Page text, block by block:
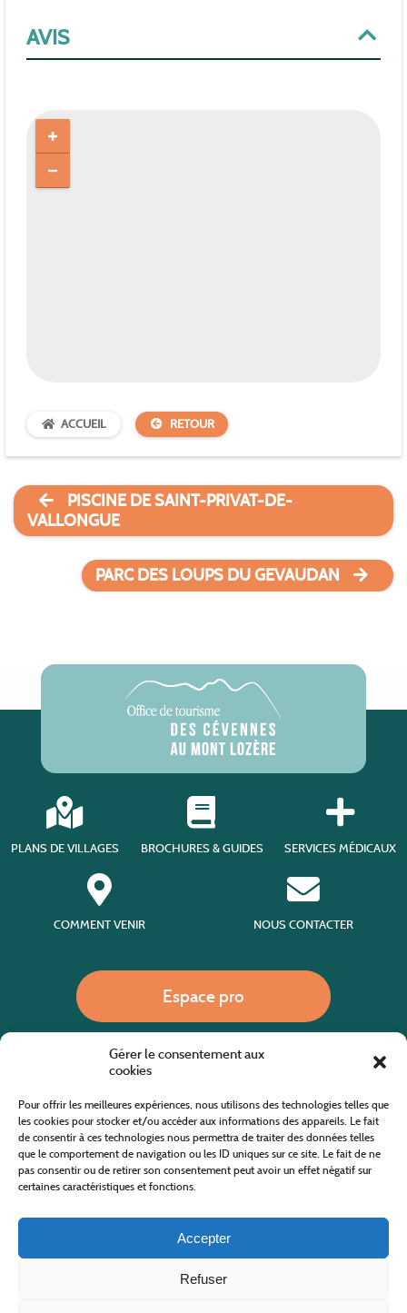
Gérer le consentement aux
cookies
Pour offrir les meilleures expériences, nous utilisons des technologies telles que
les cookies pour stocker et/ou accéder aux informations des appareils. Le fait
de consentir à ces technologies nous permettra de traiter des données telles
que le comportement de navigation ou les ID uniques sur ce site. Le fait de ne
pas consentir ou de retirer son consentement peut avoir un effet négatif sur
certaines caractéristiques et fonctions.
Accepter
Refuser
AVIS
ACCUEIL RETOUR
PISCINE DE SAINT-PRIVAT-DE-
VALLONGUE
PARC DES LOUPS DU GEVAUDAN
PLANS DE VILLAGES BROCHURES & GUIDES SERVICES MÉDICAUX
COMMENT VENIR NOUS CONTACTER
Espace pro
Site internet cofinancé par le fonds européen agricole pour le développement rural
L'Europe investit dans les zones rurales
Office de Tourisme des Cévennes au Mont Lozère